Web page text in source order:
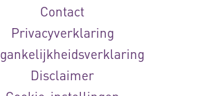
Contact
Privacyverklaring
Disclaimer